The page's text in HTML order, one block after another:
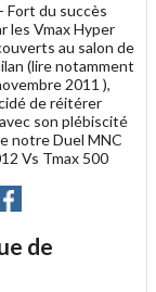
Fort du succès
les Vmax Hyper
au salon de
(lire notamment
2011 ),
de réitérer
son plébiscité
notre Duel MNC
Vs Tmax 500
de